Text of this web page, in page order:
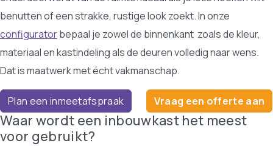
benutten of een strakke, rustige look zoekt. In onze
configuratorbepaal je zowel de binnenkant zoals de kleur,
materiaal en kastindeling als de deuren volledig naar wens.
Dat is maatwerk met écht vakmanschap.
Plan een inmeetafspraak Vraag een offerte aan
Waar wordt een inbouwkast het meest
voor gebruikt?